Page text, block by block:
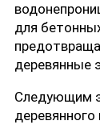
для
деревянные
Следующим